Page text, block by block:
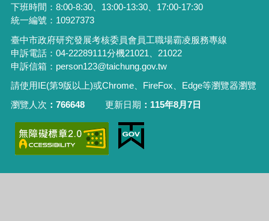
下班時間：8:00-8:30、13:00-13:30、17:00-17:30
統一編號：10927373
臺中市政府研究發展考核委員會員工職場霸凌服務專線
申訴電話：04-22289111分機21021、21022
申訴信箱：person123@taichung.gov.tw
請使用IE(第9版以上)或Chrome、FireFox、Edge等瀏覽器瀏覽
瀏覽人次
766648 更新日期 115年8月7日